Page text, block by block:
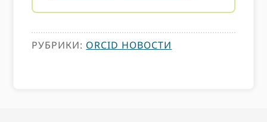
РУБРИКИ: ORCID НОВОСТИ